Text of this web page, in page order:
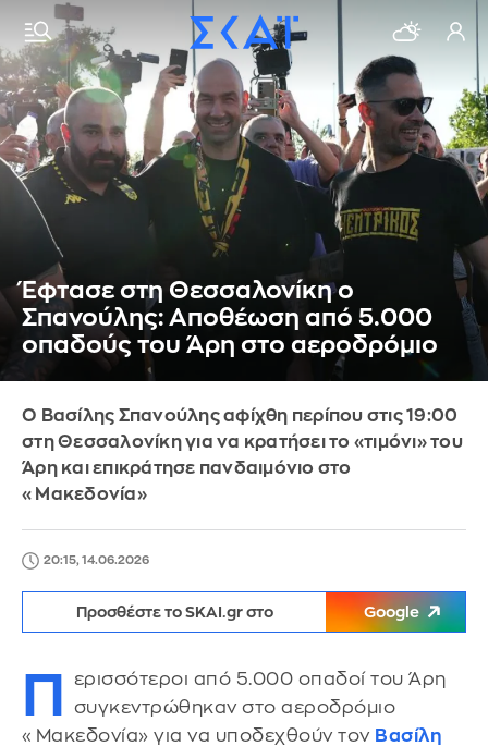
Έφτασε στη Θεσσαλονίκη ο
Σπανούλης: Αποθέωση από 5.000
οπαδούς του Άρη στο αεροδρόμιο
Ο Βασίλης Σπανούλης αφίχθη περίπου στις 19:00
στη Θεσσαλονίκη για να κρατήσει το «τιμόνι» του
Άρη και επικράτησε πανδαιμόνιο στο
«Μακεδονία»
20:15, 14.06.2026
Προσθέστε το SKAI.gr στο Google
Π
ερισσότεροι από 5.000 οπαδοί του Άρη
συγκεντρώθηκαν στο αεροδρόμιο
«Μακεδονία» για να υποδεχθούν τον Βασίλη